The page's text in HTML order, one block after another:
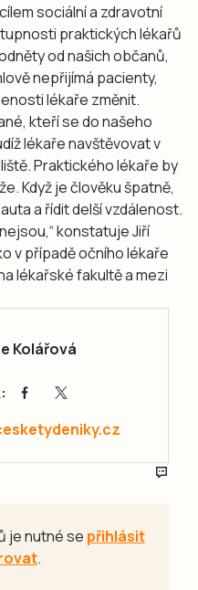
sociální a zdravotní
praktických lékařů
od našich občanů,
nepřijímá pacienty,
lékaře změnit.
kteří se do našeho
lékaře navštěvovat v
Praktického lékaře by
Když je člověku špatně,
a řídit delší vzdálenost.
konstatuje Jiří
v případě očního lékaře
lékařské fakultě a mezi
Kolářová
je nutné se přihlásit
.